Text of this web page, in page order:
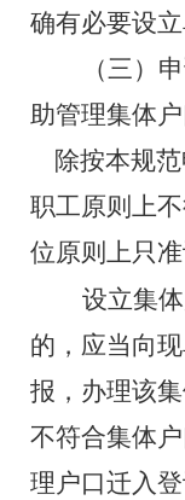
确有必要设
（三）
助管理集体户
除按本规
职工原则上
位原则上只
设立集
的，应当向
报，办理该
不符合集体
理户口迁入